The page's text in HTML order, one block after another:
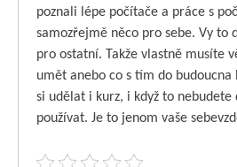
poznali lépe počítače a práce s
samozřejmě něco pro sebe. Vy to
pro ostatní. Takže vlastně musíte
umět anebo co s tím do
si udělat i kurz, i když to nebudete
používat. Je to jenom vaše